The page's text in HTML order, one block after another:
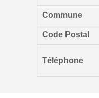
Commune
Code Postal
Téléphone